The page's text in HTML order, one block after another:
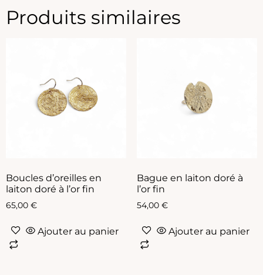
Produits similaires
Boucles d’oreilles en
laiton doré à l’or fin
65,00 €
Ajouter au panier
Bague en laiton doré à
l’or fin
54,00 €
Ajouter au panier